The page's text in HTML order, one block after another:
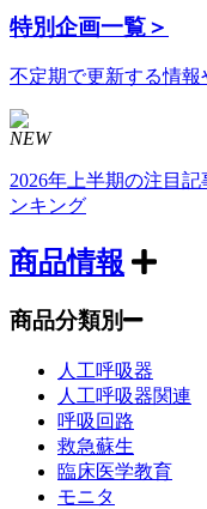
特別企画一覧＞
不定期で更新する情報
NEW
2026年上半期の注目
ンキング
商品情報
商品分類別
人工呼吸器
人工呼吸器関連
呼吸回路
救急蘇生
臨床医学教育
モニタ